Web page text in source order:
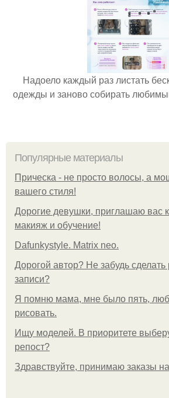
Надоело каждый раз листать
одежды и заново собирать
Популярные материалы
Прическа - не просто волосы, а
вашего стиля!
Дорогие девушки, приглашаю вас
макияж и обучение!
Dafunkystyle. Matrix neo.
Дорогой автор? Не забудь сделать
записи?
Я помню мама, мне было пять,
рисовать.
Ищу моделей. В приоритете
репост?
Здравствуйте, принимаю заказы